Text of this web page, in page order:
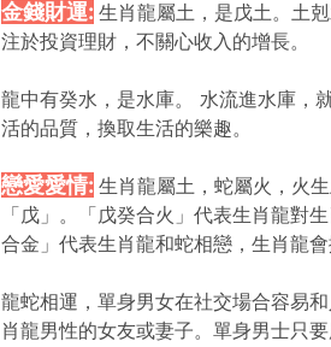
金錢財運: 生肖龍屬土，是戊土。土
注於投資理財，不關心收入的增長。
龍中有癸水，是水庫。 水流進水庫，
活的品質，換取生活的樂趣。
戀愛愛情: 生肖龍屬土，蛇屬火，火
「戊」。「戊癸合火」代表生肖龍對
合金」代表生肖龍和蛇相戀，生肖龍會
龍蛇相運，單身男女在社交場合容易
肖龍男性的女友或妻子。單身男士只